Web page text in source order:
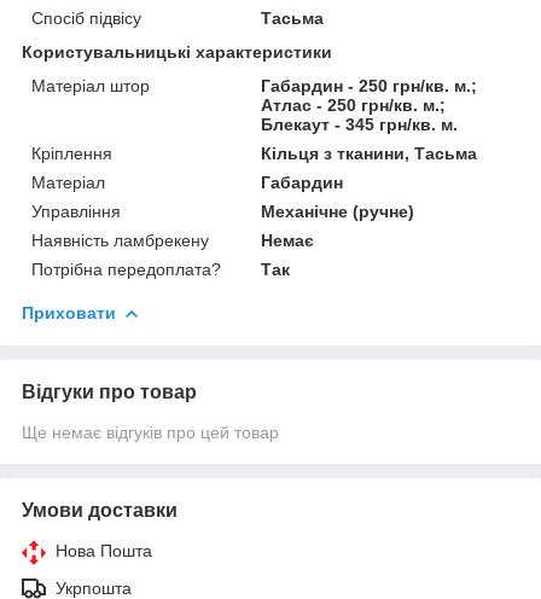
Спосіб підвісу
Тасьма
Користувальницькі характеристики
Матеріал штор
Габардин - 250 грн/кв. м.;
Атлас - 250 грн/кв. м.;
Блекаут - 345 грн/кв. м.
Кріплення
Кільця з тканини, Тасьма
Матеріал
Габардин
Управління
Механічне (ручне)
Наявність ламбрекену
Немає
Потрібна передоплата?
Так
Приховати
Відгуки про товар
Ще немає відгуків про цей товар
Умови доставки
Нова Пошта
Укрпошта